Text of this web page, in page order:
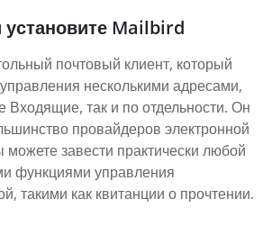
установите Mailbird
почтовый клиент, который
несколькими адресами,
Входящие, так и по отдельности. Он
провайдеров электронной
завести практически любой
функциями управления
такими как квитанции о прочтении.